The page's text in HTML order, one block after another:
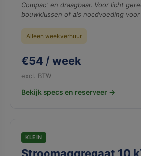
Compact en draagbaar. Voor licht
bouwklussen of als noodvoeding voor
Alleen weekverhuur
€54 / week
excl. BTW
Bekijk specs en reserveer →
KLEIN
Stroomaggregaat 10